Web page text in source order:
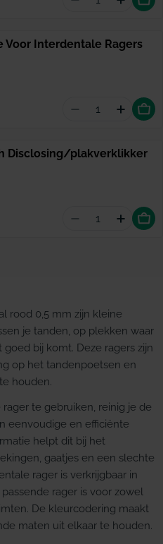
Aantal
Voor Interdentale Ragers
Aantal
Disclosing/plakverklikker
Aantal
rood 0,5 mm zijn kleine
je tanden, op plekken waar
bij komt. Deze ragers zijn
op het tandenpoetsen en
houden.
te gebruiken, reinig je de
eenvoudige en efficiënte
helpt dit bij het
gaatjes en een slechte
rager is verkrijgbaar in
rager is voor zowel
De kleurcodering maakt
maten uit elkaar te houden.